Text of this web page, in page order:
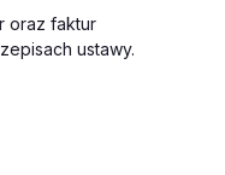
oraz faktur
ustawy.